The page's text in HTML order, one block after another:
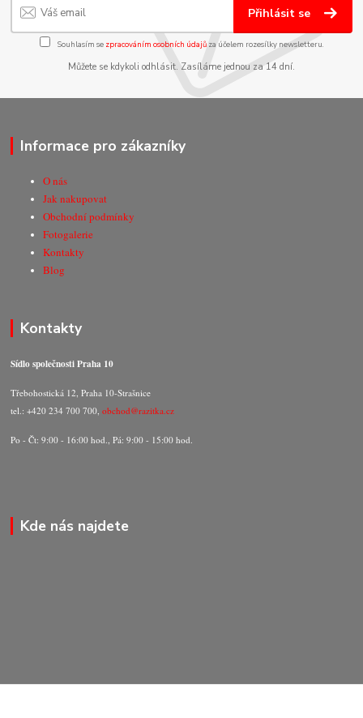
Přihlásit se
Souhlasím se zpracováním osobních údajůza účelem rozesílky newsletteru.
Můžete se kdykoli odhlásit. Zasíláme jednou za 14 dní.
Informace pro zákazníky
O nás
Jak nakupovat
Obchodní podmínky
Fotogalerie
Kontakty
Blog
Kontakty
Sídlo společnosti Praha 10
Třebohostická 12, Praha 10-Strašnice
tel.: +420 234 700 700,obchod@razitka.cz
Po - Čt: 9:00 - 16:00 hod., Pá: 9:00 - 15:00 hod.
Kde nás najdete